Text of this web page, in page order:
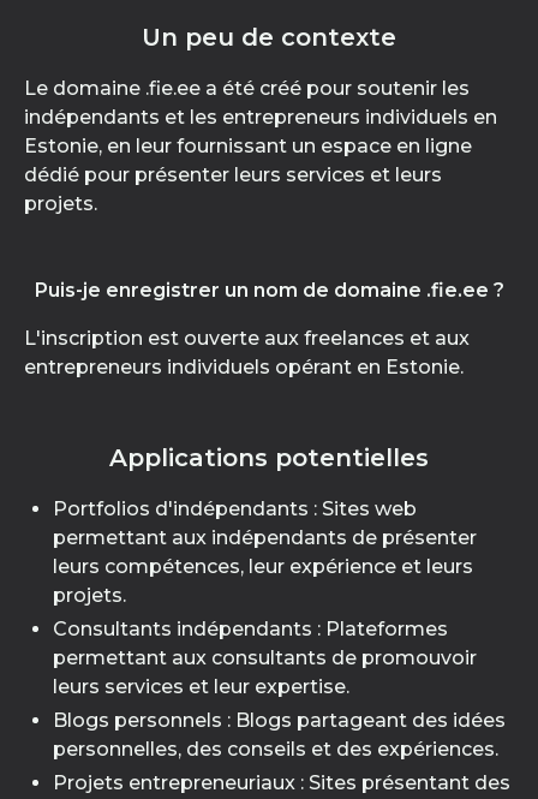
Un peu de contexte
Le domaine .fie.ee a été créé pour soutenir les
indépendants et les entrepreneurs individuels en
Estonie, en leur fournissant un espace en ligne
dédié pour présenter leurs services et leurs
projets.
Puis-je enregistrer un nom de domaine .fie.ee ?
L'inscription est ouverte aux freelances et aux
entrepreneurs individuels opérant en Estonie.
Applications potentielles
Portfolios d'indépendants : Sites web
permettant aux indépendants de présenter
leurs compétences, leur expérience et leurs
projets.
Consultants indépendants : Plateformes
permettant aux consultants de promouvoir
leurs services et leur expertise.
Blogs personnels : Blogs partageant des idées
personnelles, des conseils et des expériences.
Projets entrepreneuriaux : Sites présentant des